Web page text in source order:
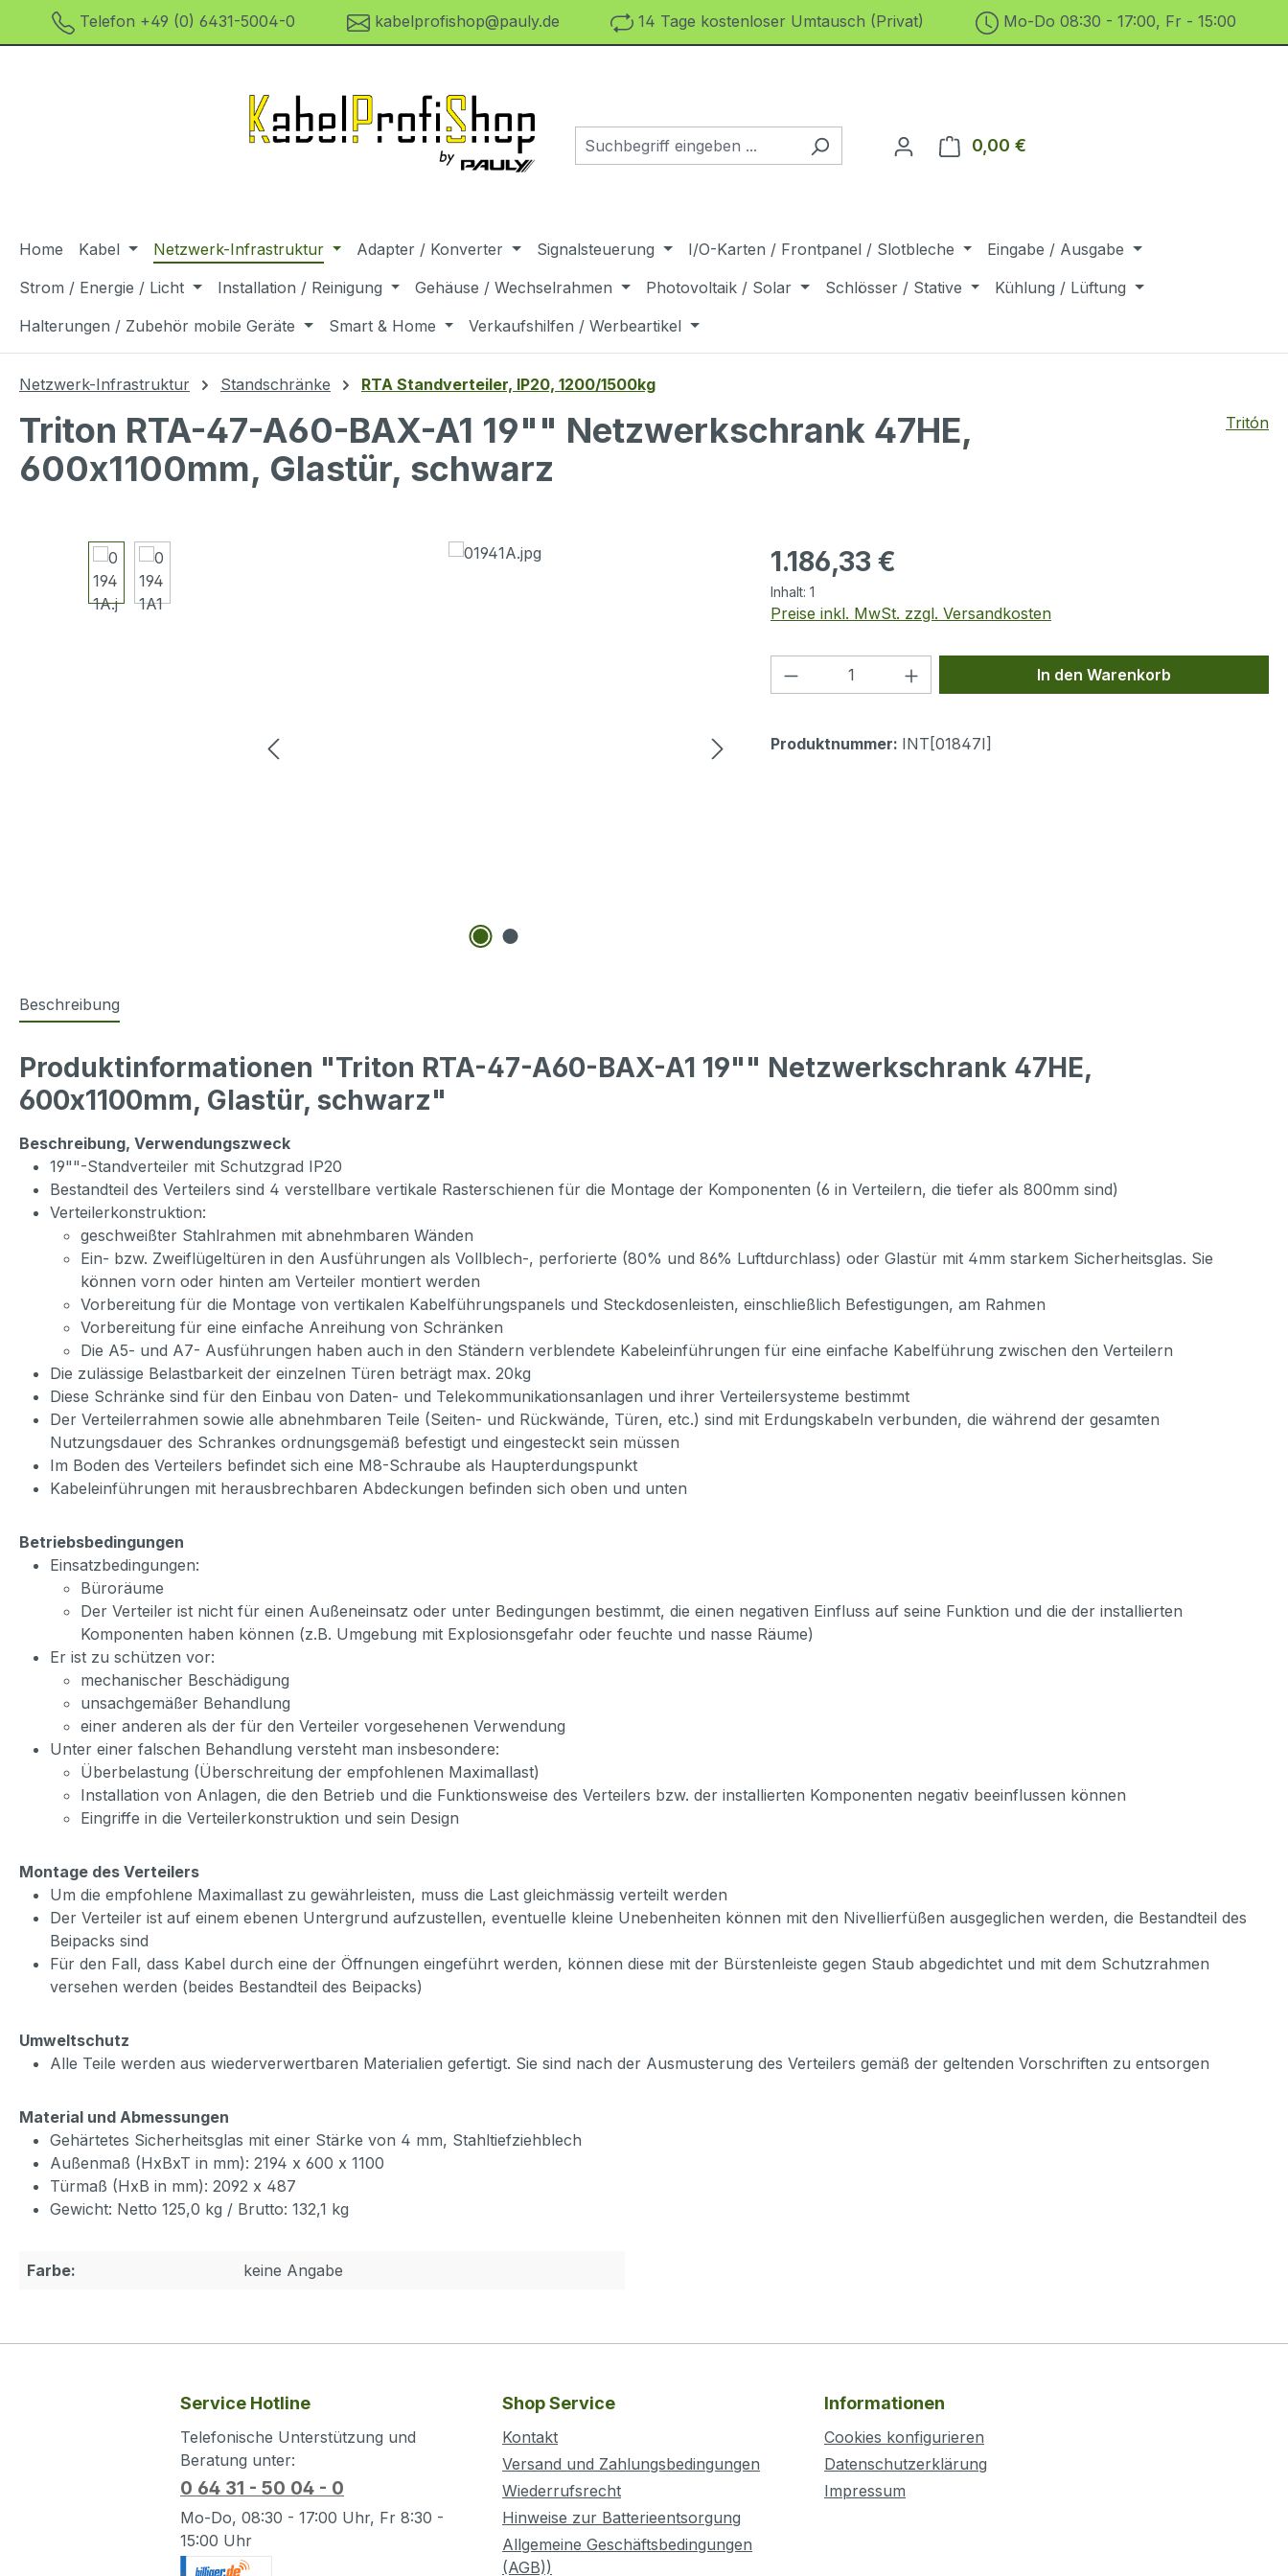
Hauptinhalt springen
Zur Suche springen
Zur Hauptnavigation springen
Telefon +49 (0) 6431-5004-0 kabelprofishop@pauly.de 14 Tage kostenloser Umtausch (Privat) Mo-Do 08:30 - 17:00, Fr - 15:00
0,00 €
Home Kabel Netzwerk-Infrastruktur Adapter / Konverter Signalsteuerung I/O-Karten / Frontpanel / Slotbleche
Eingabe / Ausgabe
Strom / Energie / Licht
Installation / Reinigung Gehäuse / Wechselrahmen Photovoltaik / Solar Schlösser / Stative
Kühlung / Lüftung
Halterungen / Zubehör mobile Geräte
Smart & Home Verkaufshilfen / Werbeartikel
Netzwerk-Infrastruktur Standschränke RTA Standverteiler, IP20, 1200/1500kg
Triton RTA-47-A60-BAX-A1 19"" Netzwerkschrank 47HE,
600x1100mm, Glastür, schwarz
Tritón
Bildergalerie überspringen Regulärer Preis:
1.186,33 €
Inhalt: 1
Preise inkl. MwSt. zzgl. Versandkosten
Produkt Anzahl: Gib den gewünschten Wert
In den Warenkorb
Produktnummer: INT[01847I]
Beschreibung
Produktinformationen "Triton RTA-47-A60-BAX-A1 19"" Netzwerkschrank 47HE,
600x1100mm, Glastür, schwarz"
Beschreibung, Verwendungszweck
19""-Standverteiler mit Schutzgrad IP20
Bestandteil des Verteilers sind 4 verstellbare vertikale Rasterschienen für die Montage der Komponenten (6 in Verteilern, die tiefer als 800mm sind)
Verteilerkonstruktion:
geschweißter Stahlrahmen mit abnehmbaren Wänden
Ein- bzw. Zweiflügeltüren in den Ausführungen als Vollblech-, perforierte (80% und 86% Luftdurchlass) oder Glastür mit 4mm starkem Sicherheitsglas. Sie
können vorn oder hinten am Verteiler montiert werden
Vorbereitung für die Montage von vertikalen Kabelführungspanels und Steckdosenleisten, einschließlich Befestigungen, am Rahmen
Vorbereitung für eine einfache Anreihung von Schränken
Die A5- und A7- Ausführungen haben auch in den Ständern verblendete Kabeleinführungen für eine einfache Kabelführung zwischen den Verteilern
Die zulässige Belastbarkeit der einzelnen Türen beträgt max. 20kg
Diese Schränke sind für den Einbau von Daten- und Telekommunikationsanlagen und ihrer Verteilersysteme bestimmt
Der Verteilerrahmen sowie alle abnehmbaren Teile (Seiten- und Rückwände, Türen, etc.) sind mit Erdungskabeln verbunden, die während der gesamten
Nutzungsdauer des Schrankes ordnungsgemäß befestigt und eingesteckt sein müssen
Im Boden des Verteilers befindet sich eine M8-Schraube als Haupterdungspunkt
Kabeleinführungen mit herausbrechbaren Abdeckungen befinden sich oben und unten
Betriebsbedingungen
Einsatzbedingungen:
Büroräume
Der Verteiler ist nicht für einen Außeneinsatz oder unter Bedingungen bestimmt, die einen negativen Einfluss auf seine Funktion und die der installierten
Komponenten haben können (z.B. Umgebung mit Explosionsgefahr oder feuchte und nasse Räume)
Er ist zu schützen vor:
mechanischer Beschädigung
unsachgemäßer Behandlung
einer anderen als der für den Verteiler vorgesehenen Verwendung
Unter einer falschen Behandlung versteht man insbesondere:
Überbelastung (Überschreitung der empfohlenen Maximallast)
Installation von Anlagen, die den Betrieb und die Funktionsweise des Verteilers bzw. der installierten Komponenten negativ beeinflussen können
Eingriffe in die Verteilerkonstruktion und sein Design
Montage des Verteilers
Um die empfohlene Maximallast zu gewährleisten, muss die Last gleichmässig verteilt werden
Der Verteiler ist auf einem ebenen Untergrund aufzustellen, eventuelle kleine Unebenheiten können mit den Nivellierfüßen ausgeglichen werden, die Bestandteil des
Beipacks sind
Für den Fall, dass Kabel durch eine der Öffnungen eingeführt werden, können diese mit der Bürstenleiste gegen Staub abgedichtet und mit dem Schutzrahmen
versehen werden (beides Bestandteil des Beipacks)
Umweltschutz
Alle Teile werden aus wiederverwertbaren Materialien gefertigt. Sie sind nach der Ausmusterung des Verteilers gemäß der geltenden Vorschriften zu entsorgen
Material und Abmessungen
Gehärtetes Sicherheitsglas mit einer Stärke von 4 mm, Stahltiefziehblech
Außenmaß (HxBxT in mm): 2194 x 600 x 1100
Türmaß (HxB in mm): 2092 x 487
Gewicht: Netto 125,0 kg / Brutto: 132,1 kg
Farbe: keine Angabe
Service Hotline
Telefonische Unterstützung und
Beratung unter:
0 64 31 - 50 04 - 0
Mo-Do, 08:30 - 17:00 Uhr, Fr 8:30 -
15:00 Uhr
.
Shop Service
Kontakt
Versand und Zahlungsbedingungen
Wiederrufsrecht
Hinweise zur Batterieentsorgung
Allgemeine Geschäftsbedingungen
(AGB))
Informationen
Cookies konfigurieren
Datenschutzerklärung
Impressum